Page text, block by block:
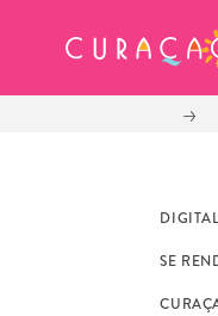
SE
MES
It looks like you